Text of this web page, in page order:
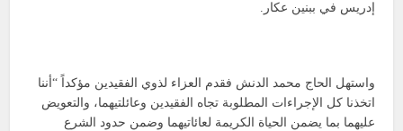
إدريس في ببنين عكار.
واستهل الحاج محمد الدنش فقدم العزاء لذوي الفقيدين مؤكداً “أننا
اتخذنا كل الإجراءات المطلوبة تجاه الفقيدين وعائلتيهما، والتعويض
عليهما بما يضمن الحياة الكريمة لعائاتيهما وضمن حدود الشرع